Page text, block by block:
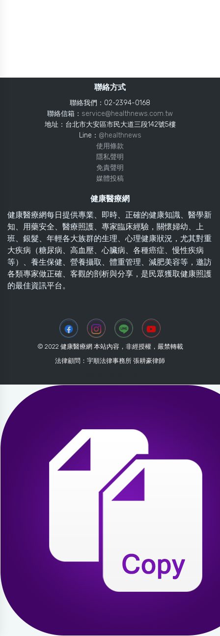
聯絡方式
聯絡我們：02-2394-0168
聯絡信箱： service@healthnews.com.tw
地址：台北市大安區市民大道三段142號5樓
Line： @healthnews
使用條款
隱私聲明
免責聲明
媒體投稿
健康醫療網
健康醫療網每日提供專業、即時、正確的健康知識、醫學新
知、用藥安全、醫療照護、專家臨床經驗，關懷婦幼、上
班、銀髮、年輕各大族群的生理、心理健康狀況，尤其對重
大疾病（糖尿病、高血壓、心臟病、各種癌症、慢性疾病
等）、養生保健、營養攝取、體重管理、減肥美容等，邀訪
各類專家做正確、客觀的剖析與分享，是民眾獲取健康照護
的最佳資訊平台。
© 2022 健康醫療網 本站內容，非經授權，嚴禁轉載
法律顧問：宇順法律事務所 張耕豪律師